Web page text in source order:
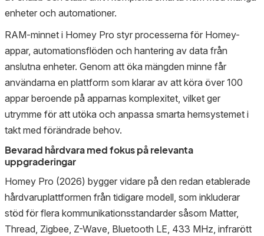
enheter och automationer.
RAM-minnet i Homey Pro styr processerna för Homey-
appar, automationsflöden och hantering av data från
anslutna enheter. Genom att öka mängden minne får
användarna en plattform som klarar av att köra över 100
appar beroende på apparnas komplexitet, vilket ger
utrymme för att utöka och anpassa smarta hemsystemet i
takt med förändrade behov.
Bevarad hårdvara med fokus på relevanta
uppgraderingar
Homey Pro (2026) bygger vidare på den redan etablerade
hårdvaruplattformen från tidigare modell, som inkluderar
stöd för flera kommunikationsstandarder såsom Matter,
Thread, Zigbee, Z-Wave, Bluetooth LE, 433 MHz, infrarött